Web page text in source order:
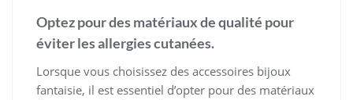
Optez pour des matériaux de qualité pour
éviter les allergies cutanées.
Lorsque vous choisissez des accessoires bijoux
fantaisie, il est essentiel d’opter pour des matériaux